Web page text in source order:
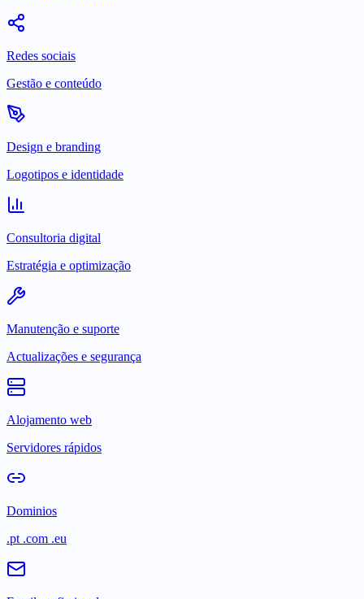
Redes sociais
Gestão e conteúdo
Design e branding
Logotipos e identidade
Consultoria digital
Estratégia e optimização
Manutenção e suporte
Actualizações e segurança
Alojamento web
Servidores rápidos
Dominios
.pt .com .eu